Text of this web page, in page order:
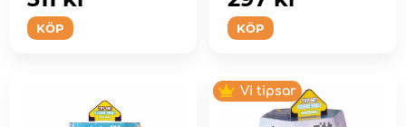
KÖP KÖP
Vi tipsar